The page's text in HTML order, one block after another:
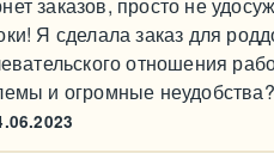
Я сделала заказ для
отношения
и огромные